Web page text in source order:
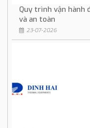
Quy trình vận hành
và an toàn
23-07-2026